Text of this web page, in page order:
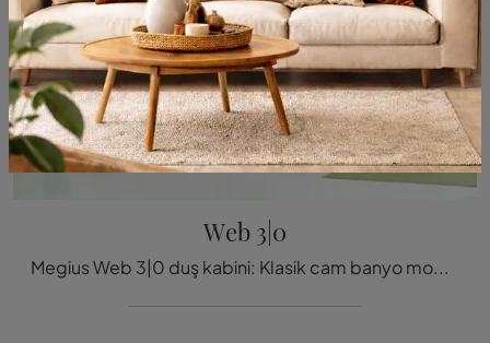
Web 3|0
Megius Web 3|0 duş kabini: Klasik cam banyo mobilyalarını keşfedin ve banyon